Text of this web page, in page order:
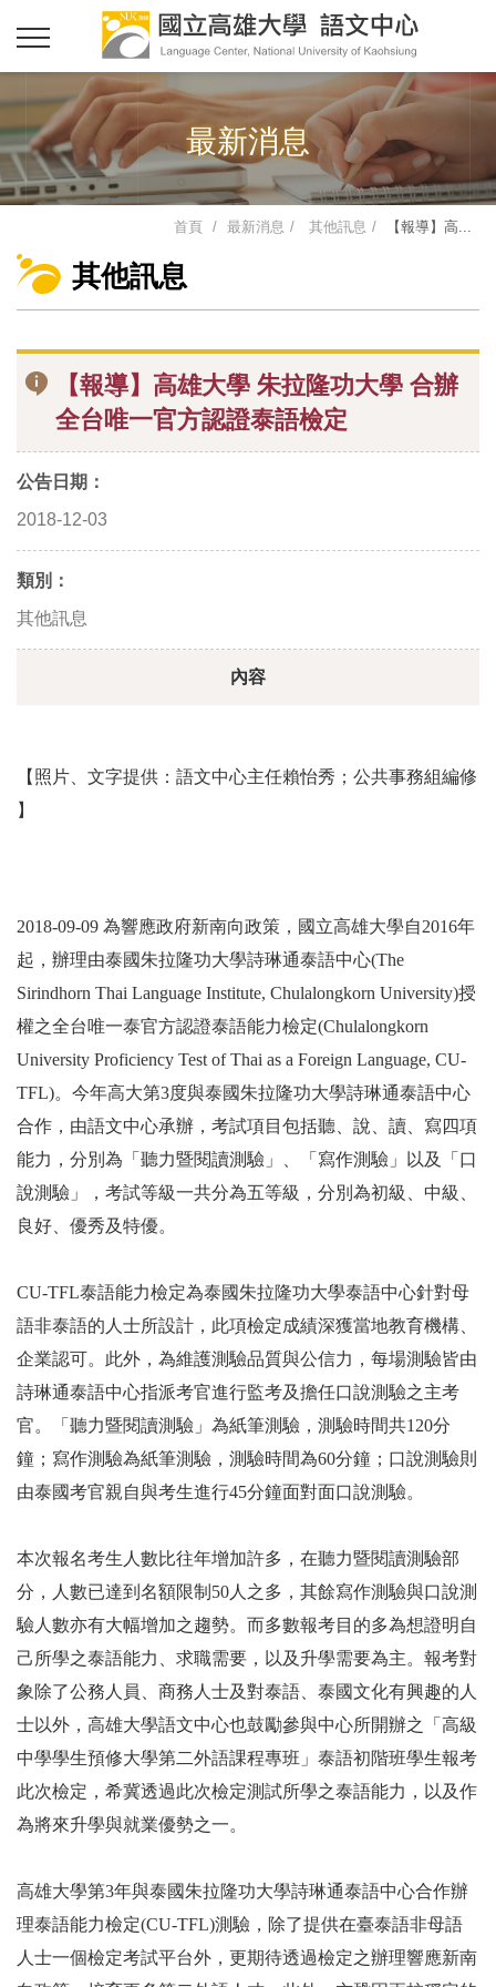
最新消息
首頁 最新消息 其他訊息 【報導】高...
其他訊息
【報導】高雄大學 朱拉隆功大學 合辦
全台唯一官方認證泰語檢定
公告日期：
2018-12-03
類別：
其他訊息
內容
【照片、文字提供：語文中心主任賴怡秀；公共事務組編修
】
2018-09-09 為響應政府新南向政策，國立高雄大學自2016年
起，辦理由泰國朱拉隆功大學詩琳通泰語中心(The
Sirindhorn Thai Language Institute, Chulalongkorn University)授
權之全台唯一泰官方認證泰語能力檢定(Chulalongkorn
University Proficiency Test of Thai as a Foreign Language, CU-
TFL)。今年高大第3度與泰國朱拉隆功大學詩琳通泰語中心
合作，由語文中心承辦，考試項目包括聽、說、讀、寫四項
能力，分別為「聽力暨閱讀測驗」、「寫作測驗」以及「口
說測驗」，考試等級一共分為五等級，分別為初級、中級、
良好、優秀及特優。
CU-TFL泰語能力檢定為泰國朱拉隆功大學泰語中心針對母
語非泰語的人士所設計，此項檢定成績深獲當地教育機構、
企業認可。此外，為維護測驗品質與公信力，每場測驗皆由
詩琳通泰語中心指派考官進行監考及擔任口說測驗之主考
官。「聽力暨閱讀測驗」為紙筆測驗，測驗時間共120分
鐘；寫作測驗為紙筆測驗，測驗時間為60分鐘；口說測驗則
由泰國考官親自與考生進行45分鐘面對面口說測驗。
本次報名考生人數比往年增加許多，在聽力暨閱讀測驗部
分，人數已達到名額限制50人之多，其餘寫作測驗與口說測
驗人數亦有大幅增加之趨勢。而多數報考目的多為想證明自
己所學之泰語能力、求職需要，以及升學需要為主。報考對
象除了公務人員、商務人士及對泰語、泰國文化有興趣的人
士以外，高雄大學語文中心也鼓勵參與中心所開辦之「高級
中學學生預修大學第二外語課程專班」泰語初階班學生報考
此次檢定，希冀透過此次檢定測試所學之泰語能力，以及作
為將來升學與就業優勢之一。
高雄大學第3年與泰國朱拉隆功大學詩琳通泰語中心合作辦
理泰語能力檢定(CU-TFL)測驗，除了提供在臺泰語非母語
人士一個檢定考試平台外，更期待透過檢定之辦理響應新南